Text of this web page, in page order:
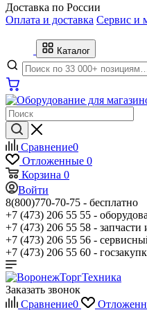
Доставка по России
Оплата и доставка Сервис и
Каталог
Сравнение0
Отложенные 0
Корзина 0
Войти
8(800)770-70-75 - бесплатно
+7 (473) 206 55 55 -
+7 (473) 206 55 58 - запчасти
+7 (473) 206 55 56 -
+7 (473) 206 55 60 -
Заказать звонок
Сравнение0